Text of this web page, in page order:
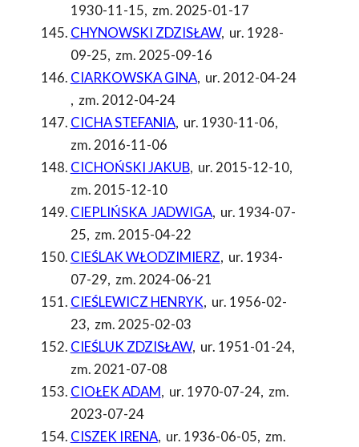
1930-11-15, zm. 2025-01-17
CHYNOWSKI ZDZISŁAW, ur. 1928-
09-25, zm. 2025-09-16
CIARKOWSKA GINA, ur. 2012-04-24
, zm. 2012-04-24
CICHA STEFANIA, ur. 1930-11-06,
zm. 2016-11-06
CICHOŃSKI JAKUB, ur. 2015-12-10,
zm. 2015-12-10
CIEPLIŃSKA JADWIGA, ur. 1934-07-
25, zm. 2015-04-22
CIEŚLAK WŁODZIMIERZ, ur. 1934-
07-29, zm. 2024-06-21
CIEŚLEWICZ HENRYK, ur. 1956-02-
23, zm. 2025-02-03
CIEŚLUK ZDZISŁAW, ur. 1951-01-24,
zm. 2021-07-08
CIOŁEK ADAM, ur. 1970-07-24, zm.
2023-07-24
CISZEK IRENA, ur. 1936-06-05, zm.